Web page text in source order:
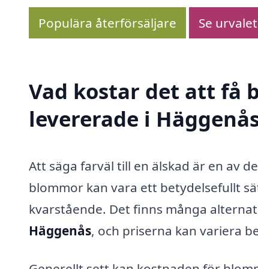
Populära återförsäljare Se
Vad kostar det att få
levererade i
Att säga farväl till en älskad är en av
blommor kan vara ett betydelsefullt
kvarstående. Det finns många
Häggenås, och priserna kan variera